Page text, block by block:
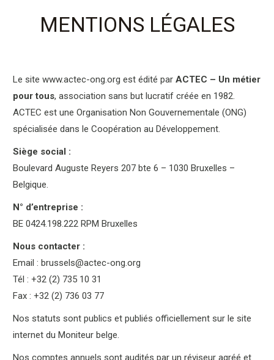
MENTIONS LÉGALES
Le site www.actec-ong.org est édité par ACTEC – Un métier
pour tous, association sans but lucratif créée en 1982.
ACTEC est une Organisation Non Gouvernementale (ONG)
spécialisée dans le Coopération au Développement.
Siège social :
Boulevard Auguste Reyers 207 bte 6 – 1030 Bruxelles –
Belgique.
N° d’entreprise :
BE 0424.198.222 RPM Bruxelles
Nous contacter :
Email : brussels@actec-ong.org
Tél : +32 (2) 735 10 31
Fax : +32 (2) 736 03 77
Nos statuts sont publics et publiés officiellement sur le site
internet du Moniteur belge.
Nos comptes annuels sont audités par un réviseur agréé et